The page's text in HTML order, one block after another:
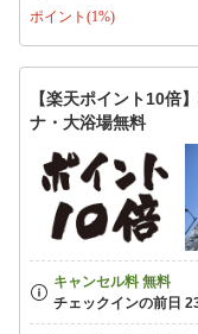
ポイント(1%)
【楽天ポイント10倍
ナ・大浴場無料